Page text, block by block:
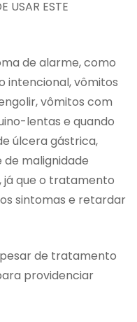
USAR ESTE
de alarme, como
intencional, vômitos
vômitos com
lentas e quando
úlcera gástrica,
de malignidade
já que o tratamento
sintomas e retardar
de tratamento
providenciar